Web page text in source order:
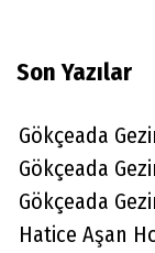
Son Yazılar
Gökçeada
Gökçeada
Gökçeada
Hatice Aşan